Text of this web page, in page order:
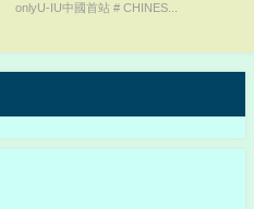
onlyU-IU中國首站 # CHINES...